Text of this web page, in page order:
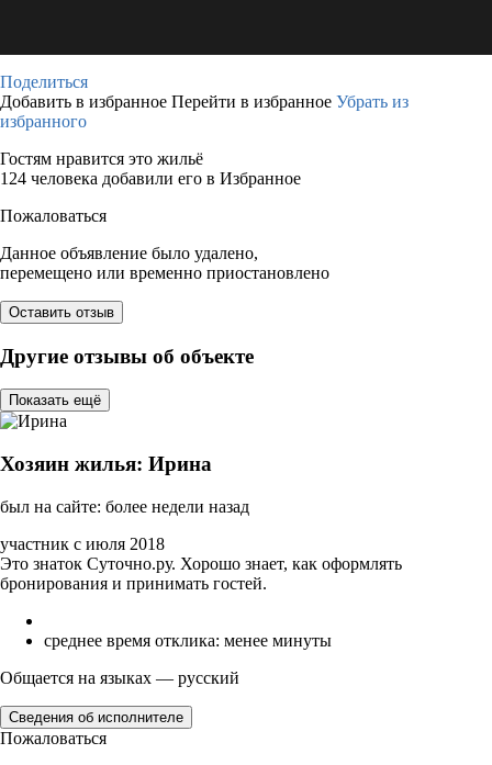
Поделиться
Добавить в избранное Перейти в избранное Убрать из
избранного
Гостям нравится это жильё
124 человека добавили его в Избранное
Пожаловаться
Данное объявление было удалено,
перемещено или временно приостановлено
Оставить отзыв
Другие отзывы об объекте
Показать ещё
Хозяин жилья: Ирина
был на сайте: более недели назад
участник с июля 2018
Это знаток Суточно.ру. Хорошо знает, как оформлять
бронирования и принимать гостей.
среднее время отклика: менее минуты
Общается на языках — русский
Сведения об исполнителе
Пожаловаться